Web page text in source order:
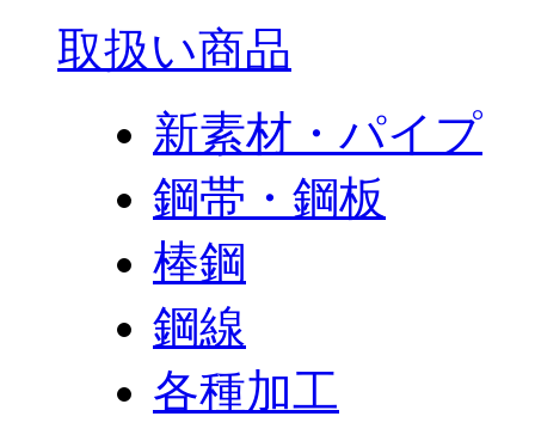
取扱い商品
新素材・パイプ
鋼帯・鋼板
棒鋼
鋼線
各種加工